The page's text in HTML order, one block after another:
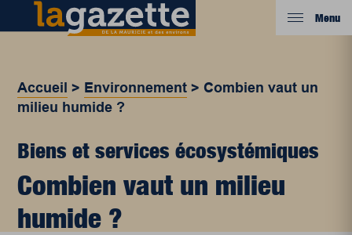
Menu
Accueil > Environnement > Combien vaut un
milieu humide ?
Biens et services écosystémiques
Combien vaut un milieu
humide ?